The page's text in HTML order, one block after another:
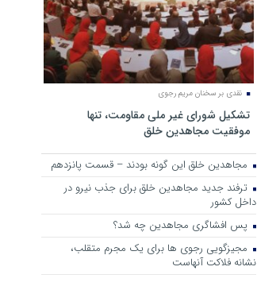
نقدی بر سخنان مریم رجوی
تشکیل شورای غیر ملی مقاومت، تنها
موفقیت مجاهدین خلق
مجاهدین خلق این گونه بودند – قسمت پانزدهم
ترفند جدید مجاهدین خلق برای جذب نیرو در
داخل کشور
پس افشاگری مجاهدین چه شد؟
مجیزگویی رجوی ها برای یک مجرم متقلب،
نشانه فلاکت آنهاست